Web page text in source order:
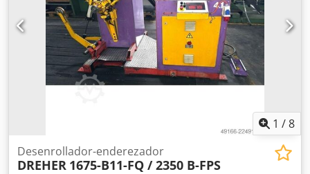
1 /8
Desenrollador-enderezador
DREHER 1675-B11-FQ / 2350 B-FPS